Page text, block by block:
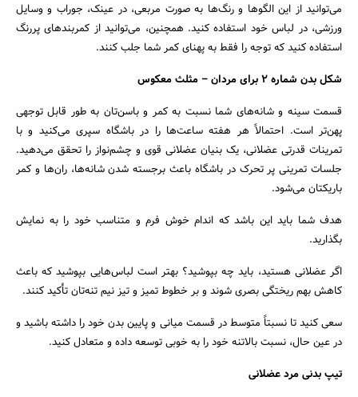
می‌توانید از این الگوها و رنگ‌ها به صورت مربعی، در عینک، جوراب و وسایل
ورزشی، در لباس خود استفاده کنید. همچنین، می‌توانید از کمربندهای پررنگ
استفاده کنید که توجه را فقط به پهنای کمر شما جلب کنند.
شکل بدن شماره 2 برای مردان – مثلث معکوس
قسمت سینه و شانه‌های شما نسبت به کمر و باسن‌تان به طور قابل توجهی
پهن‌تر است. احتمالاً هر هفته ساعت‌ها را در باشگاه سپری می‌کنید و با
تمرینات قدرتی عضلانی، یک بنیان عضلانی قوی و چشم‌نواز را تحقق می‌دهید.
جلسات تمرینی پر تحرک در باشگاه باعث برجسته شدن شانه‌ها، ران‌ها و کمر
باریکتان می‌شود.
هدف شما باید این باشد که اندام خوش فرم و متناسب خود را به نمایش
بگذارید.
اگر عضلانی هستید، باید چه بپوشید؟ بهتر است لباس‌هایی بپوشید که باعث
کاهش بهم ریختگی بصری شوند و بر خطوط تمیز و تیز نیم تنه‌تان تأکید کنند.
سعی کنید تا نسبتاً متوسط در قسمت میانی و پایین بدن خود را داشته باشید و
در عین حال، نسبت بالاتنه خود را به خوبی توسعه داده و متعادل کنید.
تیپ بدنی مرد عضلانی